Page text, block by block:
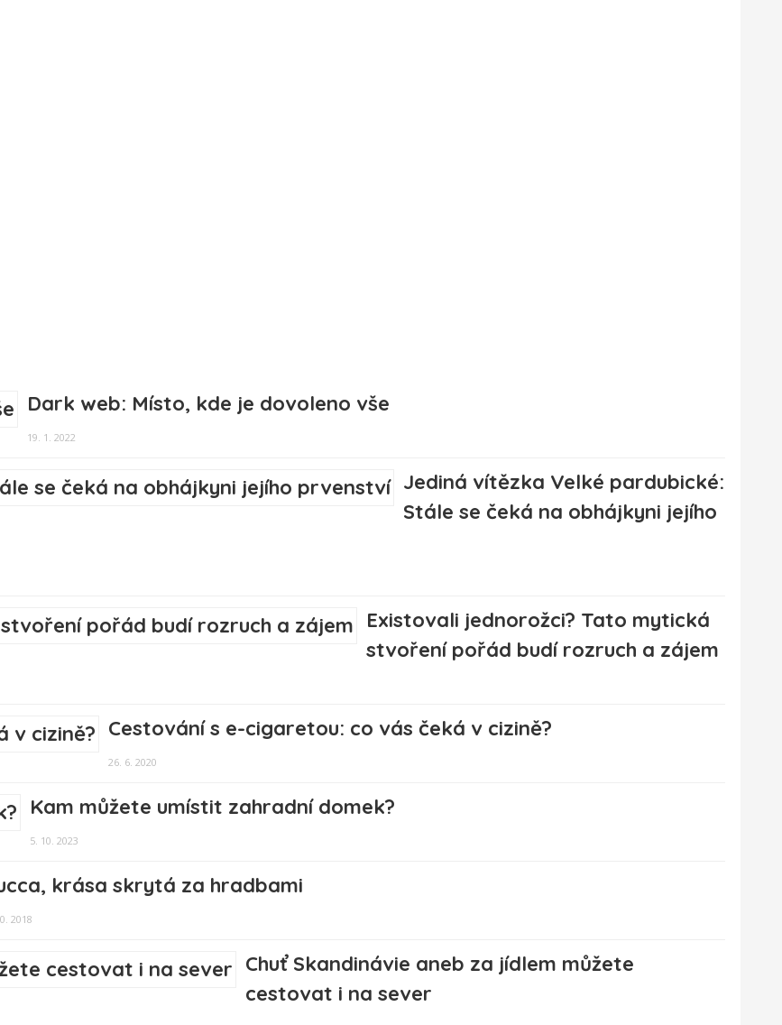
Dark web: Místo, kde je dovoleno vše
19. 1. 2022
Jediná vítězka Velké pardubické:
Stále se čeká na obhájkyni jejího
Existovali jednorožci? Tato mytická
stvoření pořád budí rozruch a zájem
Cestování s e-cigaretou: co vás čeká v cizině?
26. 6. 2020
Kam můžete umístit zahradní domek?
5. 10. 2023
krása skrytá za hradbami
2018
Chuť Skandinávie aneb za jídlem můžete
cestovat i na sever